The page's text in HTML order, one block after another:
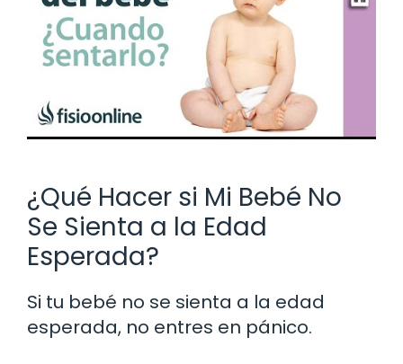
¿Qué Hacer si Mi Bebé No
Se Sienta a la Edad
Esperada?
Si tu bebé no se sienta a la edad
esperada, no entres en pánico.